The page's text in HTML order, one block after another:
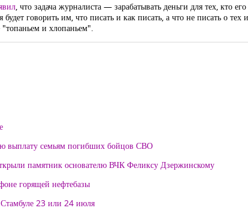
, что задача журналиста — зарабатывать деньги для тех, кто
говорить им, что писать и как писать, а что не писать о
"топаньем и хлопаньем".
выплату семьям погибших бойцов СВО
памятник основателю ВЧК Феликсу Дзержинскому
горящей нефтебазы
23 или 24 июля